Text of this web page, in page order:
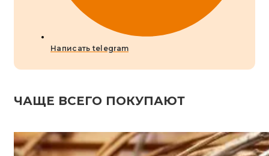
Написать telegram
ЧАЩЕ ВСЕГО ПОКУПАЮТ